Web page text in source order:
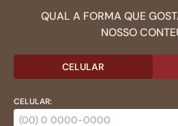
QUAL A FORMA QUE
NOSSO
CELULAR
CELULAR: